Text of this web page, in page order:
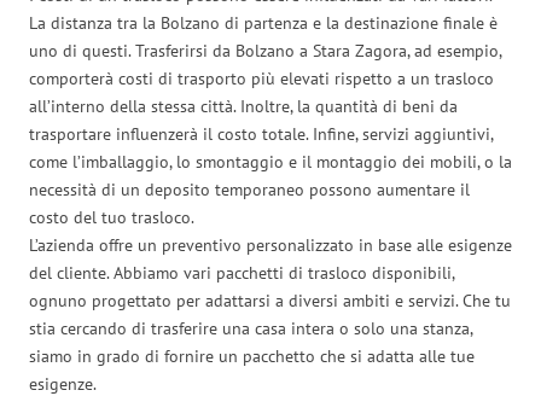
La distanza tra la Bolzano di partenza e la destinazione finale è
uno di questi. Trasferirsi da Bolzano a Stara Zagora, ad esempio,
comporterà costi di trasporto più elevati rispetto a un trasloco
all’interno della stessa città. Inoltre, la quantità di beni da
trasportare influenzerà il costo totale. Infine, servizi aggiuntivi,
come l’imballaggio, lo smontaggio e il montaggio dei mobili, o la
necessità di un deposito temporaneo possono aumentare il
costo del tuo trasloco.
L’azienda offre un preventivo personalizzato in base alle esigenze
del cliente. Abbiamo vari pacchetti di trasloco disponibili,
ognuno progettato per adattarsi a diversi ambiti e servizi. Che tu
stia cercando di trasferire una casa intera o solo una stanza,
siamo in grado di fornire un pacchetto che si adatta alle tue
esigenze.